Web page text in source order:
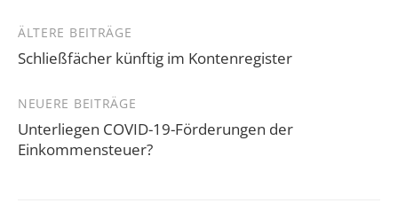
Beitragsnavigation
ÄLTERE BEITRÄGE
Schließfächer künftig im Kontenregister
NEUERE BEITRÄGE
Unterliegen COVID-19-Förderungen der
Einkommensteuer?